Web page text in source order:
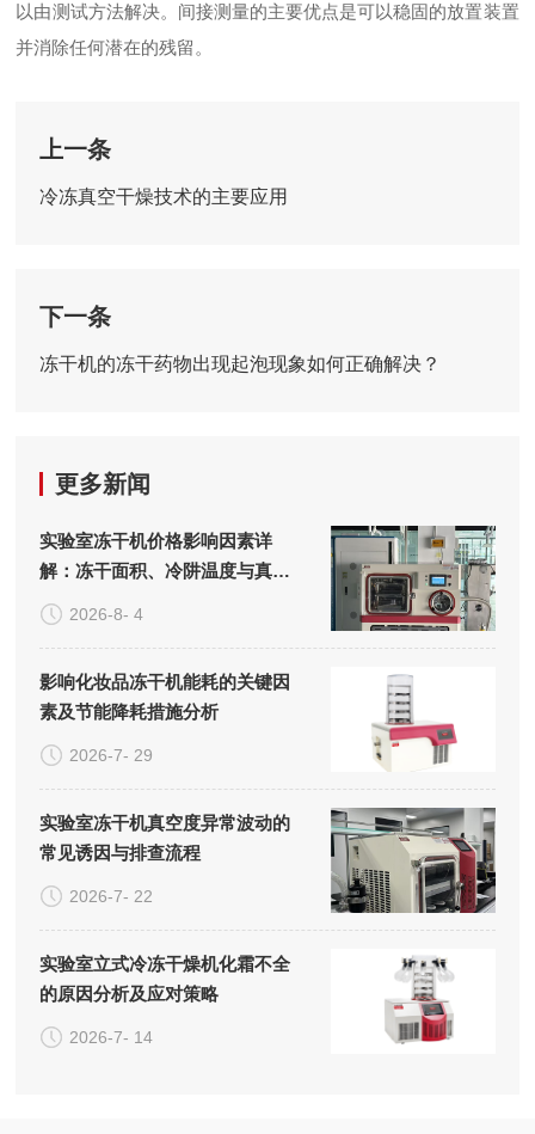
以由测试方法解决。间接测量的主要优点是可以稳固的放置装置
并消除任何潜在的残留。
上一条
冷冻真空干燥技术的主要应用
下一条
冻干机的冻干药物出现起泡现象如何正确解决？
更多新闻
实验室冻干机价格影响因素详
解：冻干面积、冷阱温度与真空
系统的成本构成
2026-8- 4
影响化妆品冻干机能耗的关键因
素及节能降耗措施分析
2026-7- 29
实验室冻干机真空度异常波动的
常见诱因与排查流程
2026-7- 22
实验室立式冷冻干燥机化霜不全
的原因分析及应对策略
2026-7- 14